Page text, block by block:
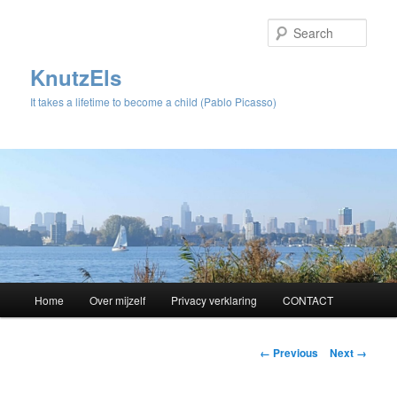
KnutzEls
It takes a lifetime to become a child (Pablo Picasso)
Skip
Home Over mijzelf Privacy verklaring CONTACT
Image
← Previous Next →